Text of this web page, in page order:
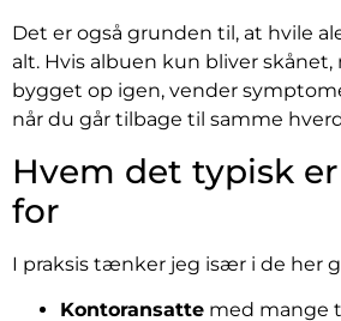
Det er også grunden til, at hvile
alt. Hvis albuen kun bliver
bygget op igen, vender
når du går tilbage til samme
Hvem det typisk
for
I praksis tænker jeg især i de her
Kontoransatte med mange